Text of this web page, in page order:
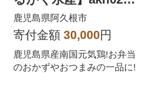
1
鹿児島県阿久根市
寄付金額 30,000円
鹿児島県産南国元気鶏!お弁当
のおかずやおつまみの一品に!